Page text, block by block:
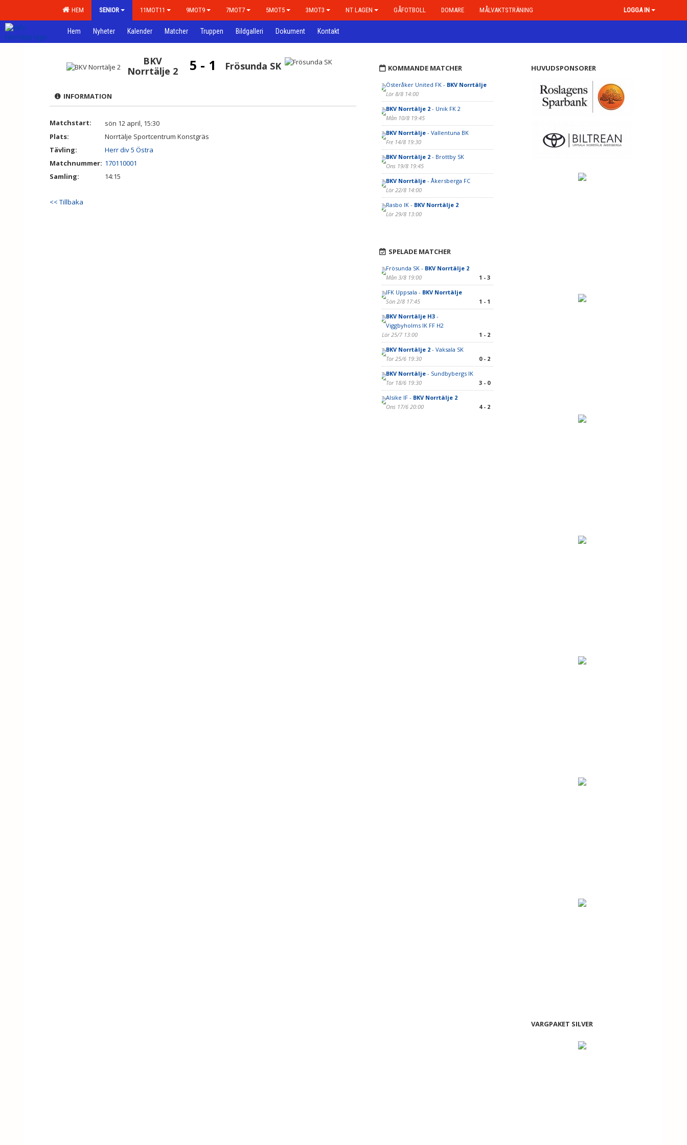
HEM SENIOR 11MOT11 9MOT9 7MOT7 5MOT5 3MOT3 NT LAGEN GÅFOTBOLL DOMARE MÅLVAKTSTRÄNING LOGGA IN
Hem Nyheter Kalender Matcher Truppen Bildgalleri Dokument Kontakt
BKV
Norrtälje 2
5 - 1 Frösunda SK
INFORMATION
Matchstart:
sön 12 april, 15:30
Plats:
Norrtälje Sportcentrum Konstgräs
Tävling:
Herr div 5 Östra
Matchnummer: 170110001
Samling:
14:15
<< Tillbaka
KOMMANDE MATCHER
Österåker United FK - BKV Norrtälje
Lör 8/8 14:00
BKV Norrtälje 2- Unik FK 2
Mån 10/8 19:45
BKV Norrtälje- Vallentuna BK
Fre 14/8 19:30
BKV Norrtälje 2- Brottby SK
Ons 19/8 19:45
BKV Norrtälje- Åkersberga FC
Lör 22/8 14:00
Rasbo IK - BKV Norrtälje 2
Lör 29/8 13:00
SPELADE MATCHER
Frösunda SK - BKV Norrtälje 2
Mån 3/8 19:00
1 - 3
IFK Uppsala - BKV Norrtälje
Sön 2/8 17:45
1 - 1
BKV Norrtälje H3-
Viggbyholms IK FF H2
Lör 25/7 13:00
1 - 2
BKV Norrtälje 2- Vaksala SK
Tor 25/6 19:30
0 - 2
BKV Norrtälje- Sundbybergs IK
Tor 18/6 19:30
3 - 0
Alsike IF - BKV Norrtälje 2
Ons 17/6 20:00
4 - 2
HUVUDSPONSORER
VARGPAKET SILVER